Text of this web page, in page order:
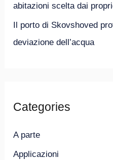
abitazioni scelta dai
Il porto di Skovshoved
deviazione dell’acqua
Categories
A parte
Applicazioni